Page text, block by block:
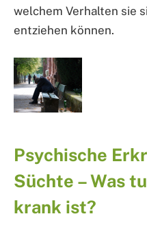
welchem Verhalten sie
entziehen können.
Psychische
Süchte – Was
krank ist?